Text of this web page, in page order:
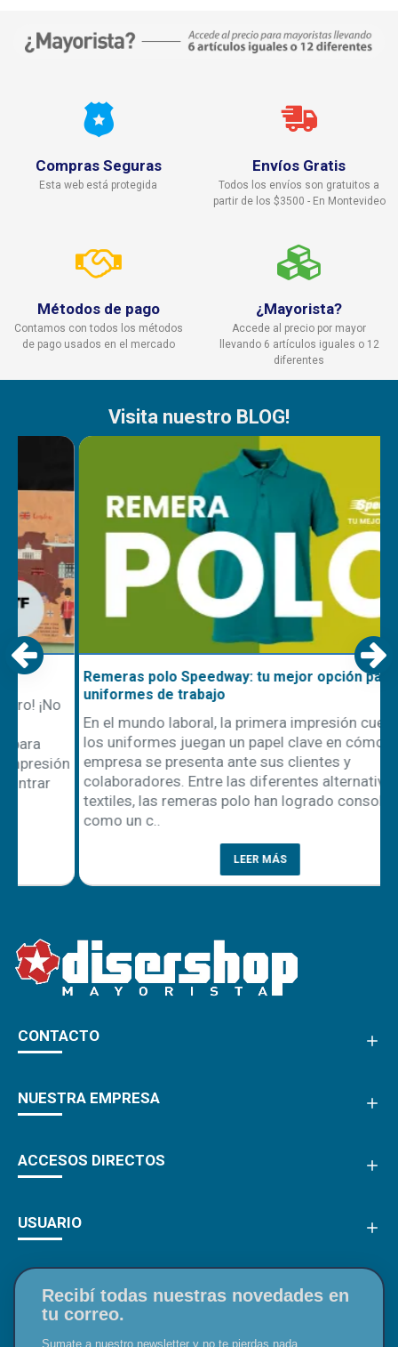
Compras Seguras
Esta web está protegida
Envíos Gratis
Todos los envíos son gratuitos a
partir de los $3500 - En Montevideo
Métodos de pago
Contamos con todos los métodos
de pago usados en el mercado
¿Mayorista?
Accede al precio por mayor
llevando 6 artículos iguales o 12
diferentes
Visita nuestro BLOG!
Remeras polo Speedway: tu mejor opción para
uniformes de trabajo
En el mundo laboral, la primera impresión cuenta, y
los uniformes juegan un papel clave en cómo una
empresa se presenta ante sus clientes y
colaboradores. Entre las diferentes alternativas
textiles, las remeras polo han logrado consolidarse
como un c..
CONTACTO
NUESTRA EMPRESA
ACCESOS DIRECTOS
USUARIO
Recibí todas nuestras novedades en
tu correo.
Sumate a nuestro newsletter y no te pierdas nada.